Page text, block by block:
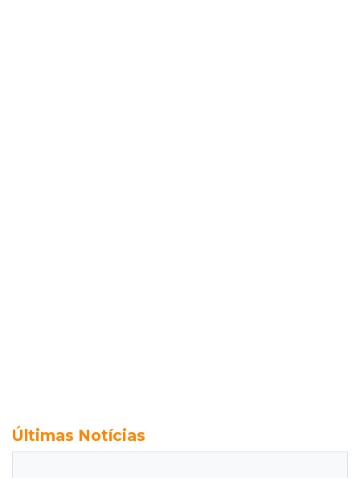
Últimas Notícias